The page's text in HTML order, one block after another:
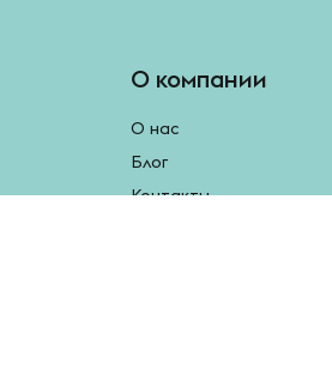
О компании
О нас
Блог
Контакты